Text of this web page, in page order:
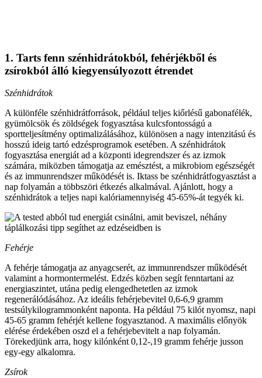
1. Tarts fenn szénhidrátokból, fehérjékből és
zsírokból álló kiegyensúlyozott étrendet
Szénhidrátok
A különféle szénhidrátforrások, például teljes kiőrlésű gabonafélék,
gyümölcsök és zöldségek fogyasztása kulcsfontosságú a
sportteljesítmény optimalizálásához, különösen a nagy intenzitású és
hosszú ideig tartó edzésprogramok esetében. A szénhidrátok
fogyasztása energiát ad a központi idegrendszer és az izmok
számára, miközben támogatja az emésztést, a mikrobiom egészségét
és az immunrendszer működését is. Iktass be szénhidrátfogyasztást a
nap folyamán a többszöri étkezés alkalmával. Ajánlott, hogy a
szénhidrátok a teljes napi kalóriamennyiség 45-65%-át tegyék ki.
Fehérje
A fehérje támogatja az anyagcserét, az immunrendszer működését
valamint a hormontermelést. Edzés közben segít fenntartani az
energiaszintet, utána pedig elengedhetetlen az izmok
regenerálódásához. Az ideális fehérjebevitel 0,6-6,9 gramm
testsúlykilogrammonként naponta. Ha például 75 kilót nyomsz, napi
45-65 gramm fehérjét kellene fogyasztanod. A maximális előnyök
elérése érdekében oszd el a fehérjebevitelt a nap folyamán.
Törekedjünk arra, hogy kilónként 0,12-,19 gramm fehérje jusson
egy-egy alkalomra.
Zsírok